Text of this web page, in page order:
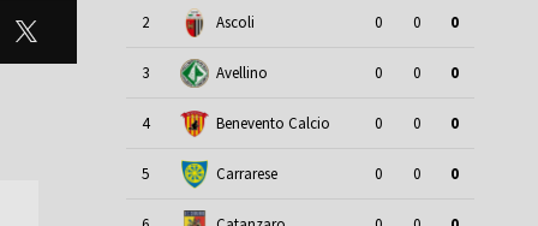
2 Ascoli 0 0 0
3 Avellino 0 0 0
4 Benevento Calcio 0 0 0
5 Carrarese 0 0 0